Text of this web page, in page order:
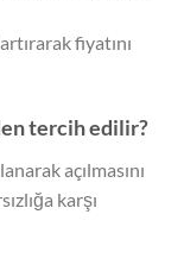
fiyatını
tercih edilir?
açılmasını
karşı